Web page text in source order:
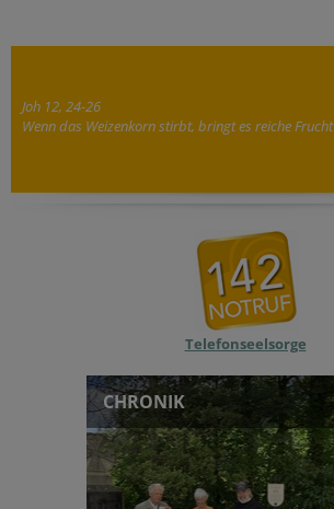
Joh 12, 24-26
Wenn das Weizenkorn stirbt, bringt es reiche Frucht
Telefonseelsorge
CHRONIK